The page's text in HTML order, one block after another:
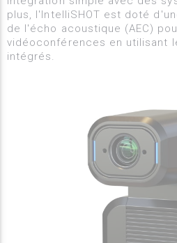
plus, l'IntelliSHOT est doté
de l'écho acoustique (AEC)
vidéoconférences en utilisant
intégrés.